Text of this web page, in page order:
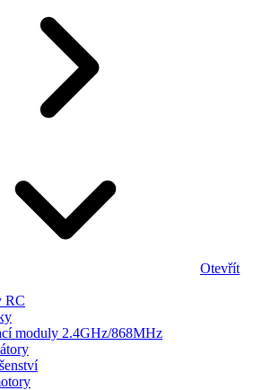
Otevřít
RC
moduly 2.4GHz/868MHz